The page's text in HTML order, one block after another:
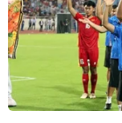
Trường Đại học
08/08/2026 06:36
Đà Nẵng: Sóng
Nghê, 3 người